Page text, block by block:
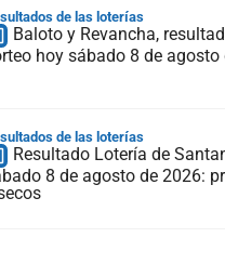
de las loterías
Baloto y Revancha,
hoy sábado 8 de agosto
de las loterías
Resultado Lotería de
8 de agosto de 2026: